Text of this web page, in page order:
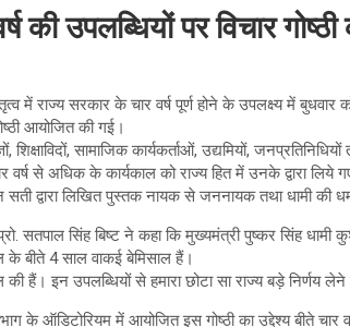
की उपलब्धियों पर विचार
में राज्य सरकार के चार वर्ष पूर्ण होने के उपलक्ष्य में बुधवार
आयोजित की गई।
शिक्षाविदों, सामाजिक कार्यकर्ताओं, उद्यमियों,
से अधिक के कार्यकाल को राज्य हित में उनके द्वारा लिये
द्वारा लिखित पुस्तक नायक से जननायक तथा धामी की
सतपाल सिंह बिष्ट ने कहा कि मुख्यमंत्री पुष्कर सिंह
के बीते 4 साल वाकई बेमिसाल हैं।
की हैं। इन उपलब्धियों से हमारा छोटा सा राज्य बड़े निर्णय
के ऑडिटोरियम में आयोजित इस गोष्ठी का उद्देश्य बीते चार